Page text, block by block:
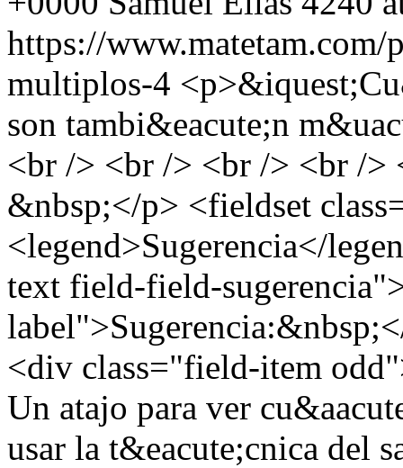
https://www.matetam.com/
multiplos-4
son tambi&eacute;n
<br /> <br /> <br /> <br /
&nbsp;</p> <fieldset
<legend>Sugerencia</
text field-field-
<div class="field-item
Un atajo para ver
usar la t&eacute;cnica del